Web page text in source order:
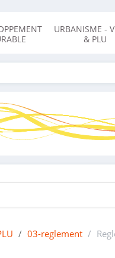
URBANISME -
& PLU
/ 03-reglement /